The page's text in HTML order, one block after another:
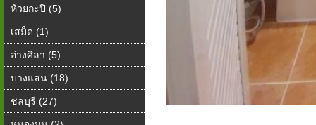
ห้วยกะปิ (5)
เสม็ด (1)
อ่างศิลา (5)
บางแสน (18)
ชลบุรี (27)